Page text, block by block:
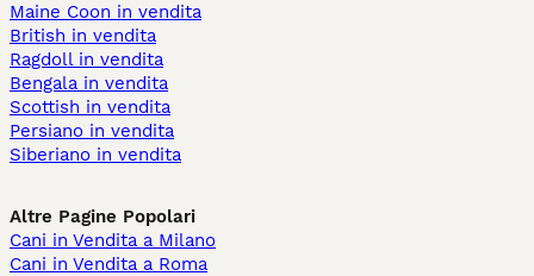
Maine Coon in vendita
British in vendita
Ragdoll in vendita
Bengala in vendita
Scottish in vendita
Persiano in vendita
Siberiano in vendita
Altre Pagine Popolari
Cani in Vendita a Milano
Cani in Vendita a Roma